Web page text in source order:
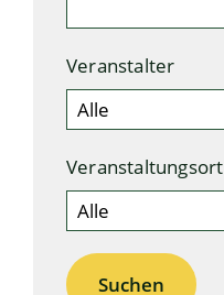
Veranstalter
Veranstaltungsort